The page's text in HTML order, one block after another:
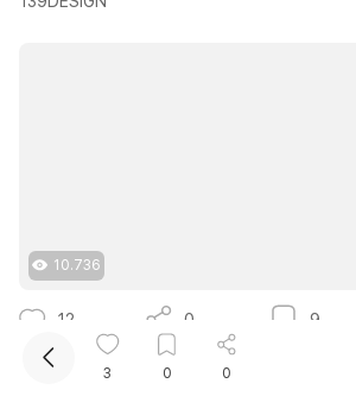
10.736
12 0 9
25 ý tưởng lựa chọn cây trồng lối đi
bóng mát quanh năm cho nhà phố
3 0 0